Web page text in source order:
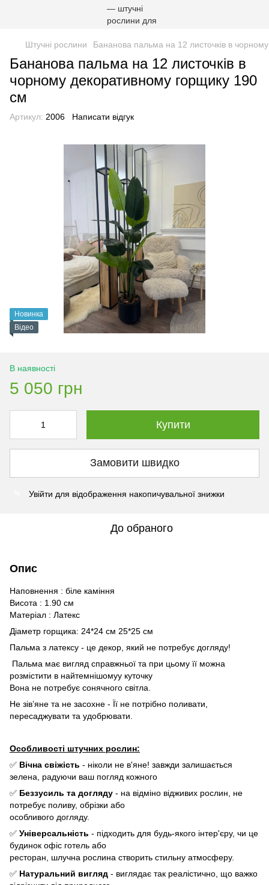
Штучні рослини Бананова пальма на 12 листочків в
Бананова пальма на 12 листочків в
чорному декоративному горщику 190
см
Артикул: 2006 Написати відгук
Новинка
Відео
В наявності
5 050 грн
Купити
Замовити швидко
Увійти для відображення накопичувальної знижки
До обраного
Опис
Наповнення : біле каміння
Висота : 1.90 см
Матеріал : Латекс
Діаметр горщика: 24*24 см 25*25 см
Пальма з латексу - це декор, який не потребує догляду!
Пальма має вигляд справжньої та при цьому її можна
розмістити в найтемнішомуу куточку
Вона не потребує сонячного світла.
Не зівʼяне та не засохне - Її не потрібно поливати,
пересаджувати та удобрювати.
Особливості штучних рослин:
✅ Вічна свіжість - ніколи не в'яне! завжди залишається
зелена, радуючи ваш погляд кожного
✅ Беззусиль та догляду - на відміно відживих рослин, не
потребує поливу, обрізки або
особливого догляду.
✅ Універсальність - підходить для будь-якого інтер'єру, чи це
будинок офіс готель або
ресторан, шлучна рослина створить стильну атмосферу.
✅ Натуральний вигляд - виглядає так реалістично, що важко